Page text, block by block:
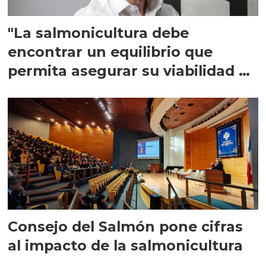
"La salmonicultura debe
encontrar un equilibrio que
permita asegurar su viabilidad de
Consejo del Salmón pone cifras
al impacto de la salmonicultura